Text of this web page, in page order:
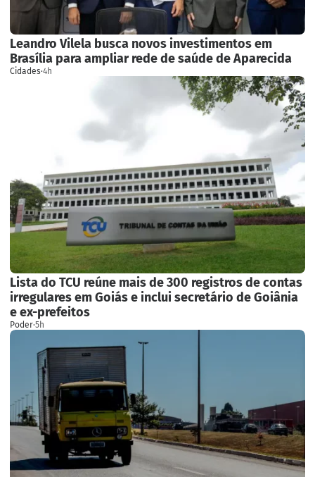
Leandro Vilela busca novos investimentos em
Brasília para ampliar rede de saúde de Aparecida
Cidades·4h
Lista do TCU reúne mais de 300 registros de contas
irregulares em Goiás e inclui secretário de Goiânia
e ex-prefeitos
Poder·5h